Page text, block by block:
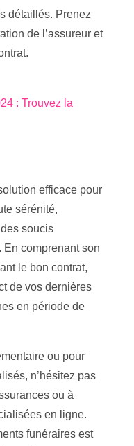
détaillés. Prenez
de l’assureur et
: Trouvez la
efficace pour
sérénité,
soucis
comprenant son
le bon contrat,
de vos dernières
en période de
ou pour
n’hésitez pas
ou à
en ligne.
funéraires est